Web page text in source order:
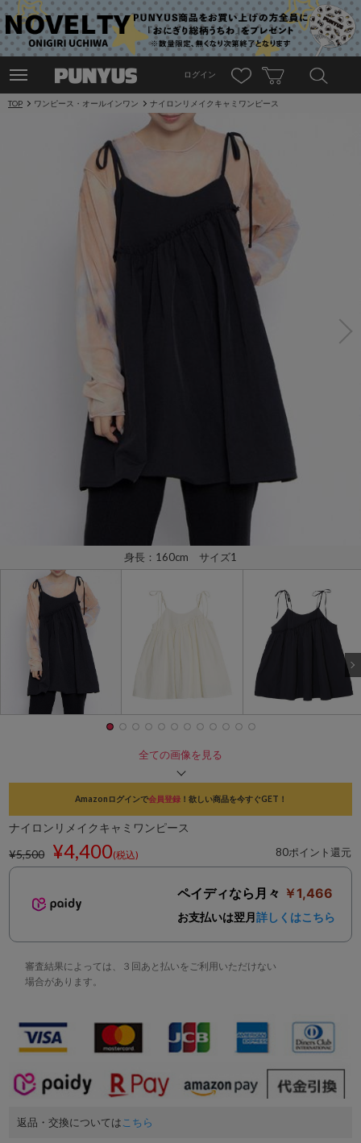
ログイン
TOP ワンピース・オールインワン ナイロンリメイクキャミワンピース
身長：160cm サイズ1
全ての画像を見る
Amazonログインで会員登録！欲しい商品を今すぐGET！
ナイロンリメイクキャミワンピース
¥5,500
¥4,400(税込) 80ポイント還元
ペイディなら月々 ￥1,466
お支払いは翌月 詳しくはこちら
審査結果によっては、３回あと払いをご利用いただけない
場合があります。
返品・交換についてはこちら